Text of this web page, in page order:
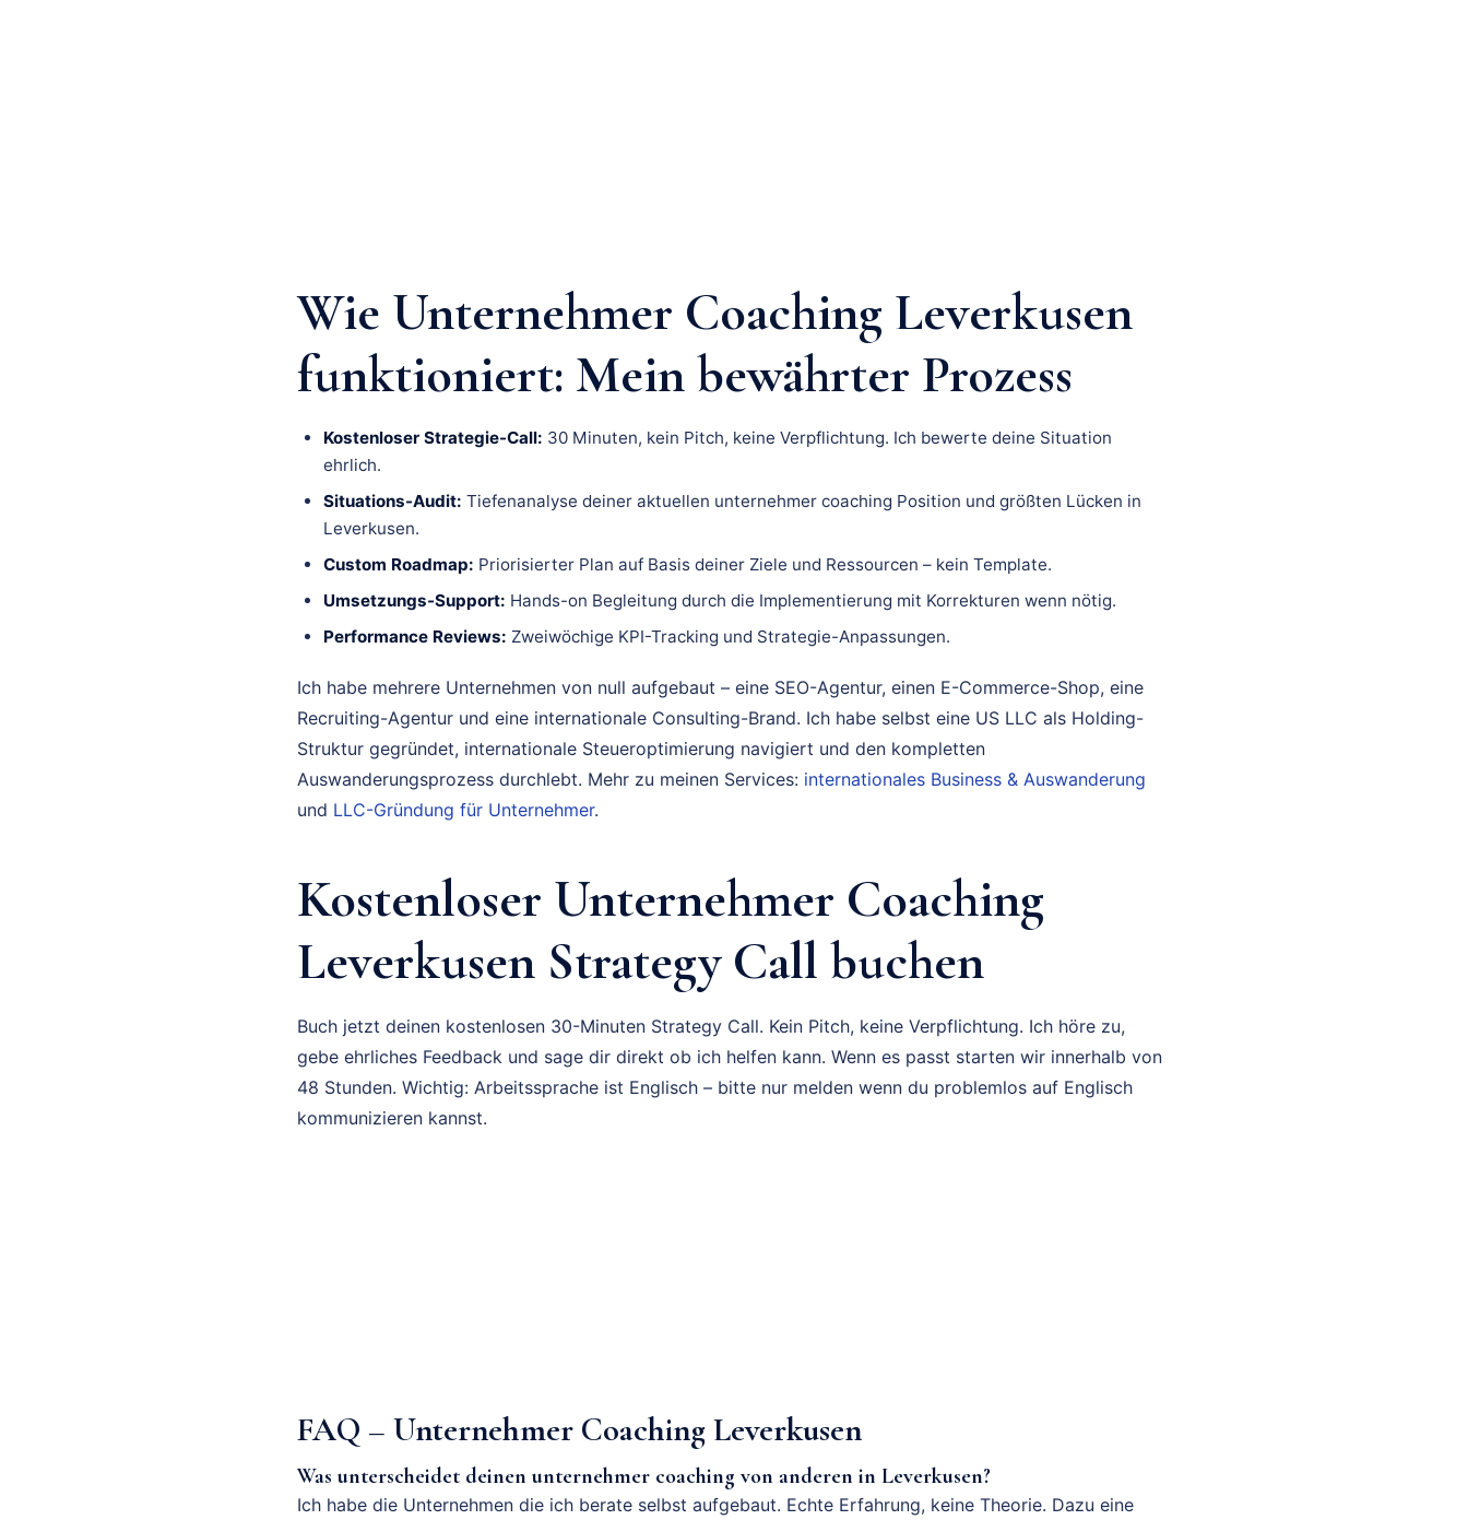
Wie Unternehmer Coaching Leverkusen
funktioniert: Mein bewährter Prozess
Kostenloser Strategie-Call: 30 Minuten, kein Pitch, keine Verpflichtung. Ich bewerte deine Situation
ehrlich.
Situations-Audit: Tiefenanalyse deiner aktuellen unternehmer coaching Position und größten Lücken in
Leverkusen.
Custom Roadmap: Priorisierter Plan auf Basis deiner Ziele und Ressourcen – kein Template.
Umsetzungs-Support: Hands-on Begleitung durch die Implementierung mit Korrekturen wenn nötig.
Performance Reviews: Zweiwöchige KPI-Tracking und Strategie-Anpassungen.
Ich habe mehrere Unternehmen von null aufgebaut – eine SEO-Agentur, einen E-Commerce-Shop, eine
Recruiting-Agentur und eine internationale Consulting-Brand. Ich habe selbst eine US LLC als Holding-
Struktur gegründet, internationale Steueroptimierung navigiert und den kompletten
Auswanderungsprozess durchlebt. Mehr zu meinen Services: internationales Business & Auswanderung
und LLC-Gründung für Unternehmer.
Kostenloser Unternehmer Coaching
Leverkusen Strategy Call buchen
Buch jetzt deinen kostenlosen 30-Minuten Strategy Call. Kein Pitch, keine Verpflichtung. Ich höre zu,
gebe ehrliches Feedback und sage dir direkt ob ich helfen kann. Wenn es passt starten wir innerhalb von
48 Stunden. Wichtig: Arbeitssprache ist Englisch – bitte nur melden wenn du problemlos auf Englisch
kommunizieren kannst.
FAQ – Unternehmer Coaching Leverkusen
Was unterscheidet deinen unternehmer coaching von anderen in Leverkusen?
Ich habe die Unternehmen die ich berate selbst aufgebaut. Echte Erfahrung, keine Theorie. Dazu eine